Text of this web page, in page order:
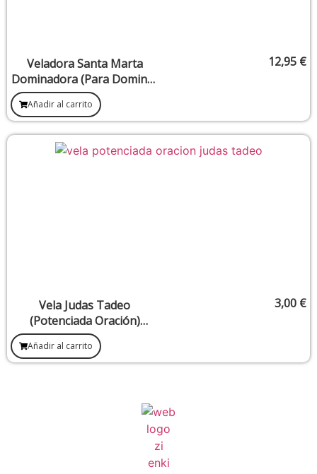
Veladora Santa Marta
Dominadora (Para Dominar
A Una Persona O Situación)
12,95 €
Añadir al carrito
Vela Judas Tadeo
(Potenciada Oración)
Peticiones Importantes y
Urgentes
3,00 €
Añadir al carrito